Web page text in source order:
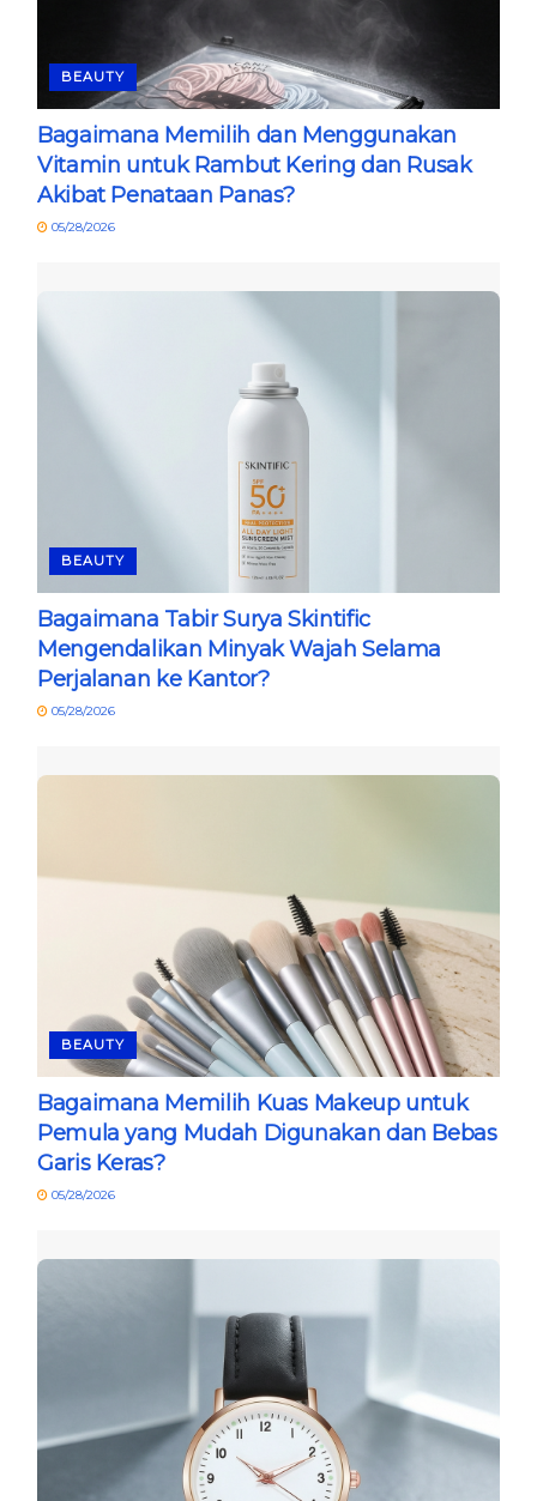
BEAUTY
Bagaimana Memilih dan Menggunakan
Vitamin untuk Rambut Kering dan Rusak
Akibat Penataan Panas?
05/28/2026
BEAUTY
Bagaimana Tabir Surya Skintific
Mengendalikan Minyak Wajah Selama
Perjalanan ke Kantor?
05/28/2026
BEAUTY
Bagaimana Memilih Kuas Makeup untuk
Pemula yang Mudah Digunakan dan Bebas
Garis Keras?
05/28/2026